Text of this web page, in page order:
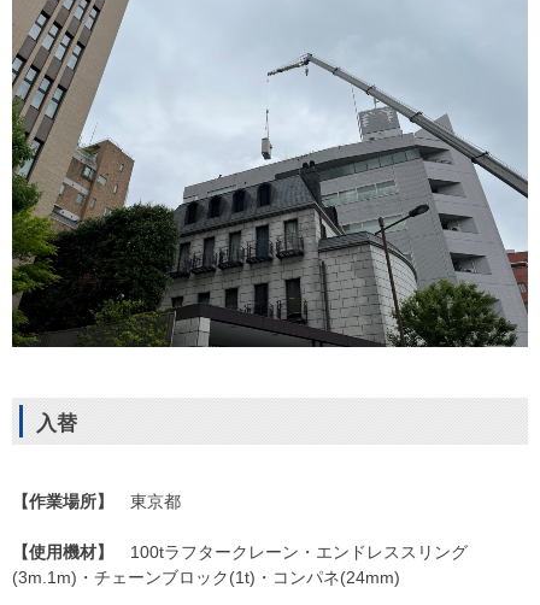
入替
【作業場所】 東京都
【使用機材】
100tラフタークレーン・エンドレススリング
(3m.1m)・チェーンブロック(1t)・コンパネ(24mm)